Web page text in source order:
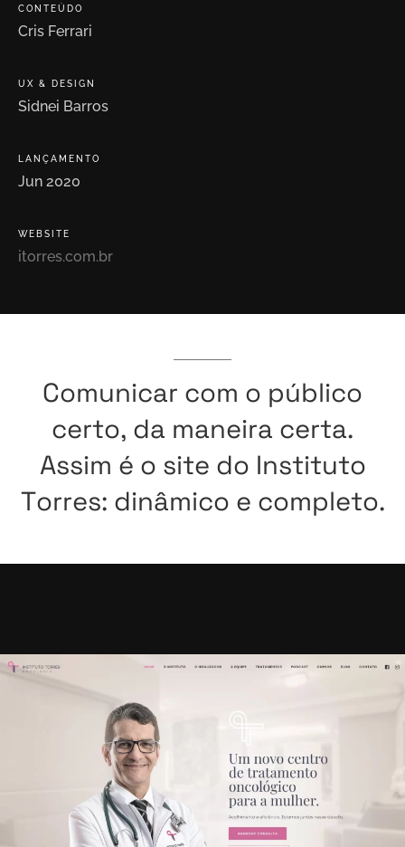
CONTEÚDO
Cris Ferrari
UX & DESIGN
Sidnei Barros
LANÇAMENTO
Jun 2020
WEBSITE
itorres.com.br
Comunicar com o público
certo, da maneira certa.
Assim é o site do Instituto
Torres: dinâmico e completo.